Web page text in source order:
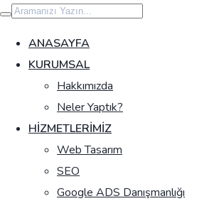
İçeriğe
geç
ANASAYFA
KURUMSAL
Hakkımızda
Neler Yaptık?
HIZMETLERIMIZ
Web Tasarım
SEO
Google ADS Danışmanlığı